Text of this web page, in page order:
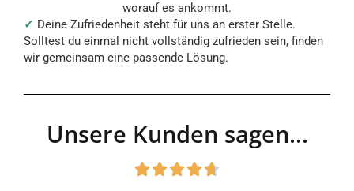
worauf es ankommt.
✓ Deine Zufriedenheit steht für uns an erster Stelle.
Solltest du einmal nicht vollständig zufrieden sein, finden
wir gemeinsam eine passende Lösung.
Unsere Kunden sagen...
    